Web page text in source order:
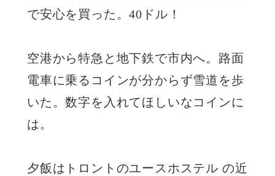
で安心を買った。40ドル！
空港から特急と地下鉄で市内へ。路面
電車に乗るコインが分からず雪道を歩
いた。数字を入れてほしいなコインに
は。
夕飯はトロントのユースホステル の近